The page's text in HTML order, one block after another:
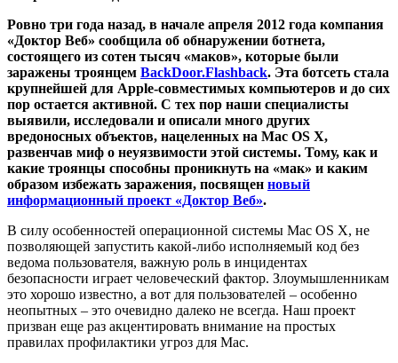
Ровно три года назад, в начале апреля 2012 года компания
«Доктор Веб» сообщила об обнаружении ботнета,
состоящего из сотен тысяч «маков», которые были
заражены троянцем BackDoor.Flashback. Эта ботсеть стала
крупнейшей для Apple-совместимых компьютеров и до сих
пор остается активной. С тех пор наши специалисты
выявили, исследовали и описали много других
вредоносных объектов, нацеленных на Mac OS X,
развенчав миф о неуязвимости этой системы. Тому, как и
какие троянцы способны проникнуть на «мак» и каким
образом избежать заражения, посвящен новый
информационный проект «Доктор Веб».
В силу особенностей операционной системы Mac OS X, не
позволяющей запустить какой-либо исполняемый код без
ведома пользователя, важную роль в инцидентах
безопасности играет человеческий фактор. Злоумышленникам
это хорошо известно, а вот для пользователей – особенно
неопытных – это очевидно далеко не всегда. Наш проект
призван еще раз акцентировать внимание на простых
правилах профилактики угроз для Mac.